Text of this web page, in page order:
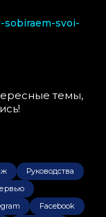
svoi-
темы,
Руководства
Facebook